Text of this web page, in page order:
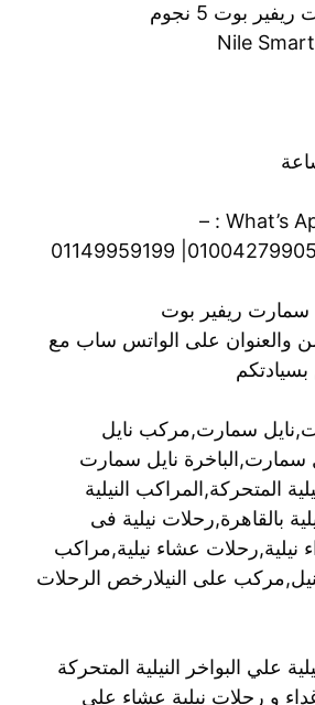
بوت 5 نجوم
Nile
سمارت ريفير بوت
والعنوان على الواتس ساب مع
سمارت,مركب نايل
سمارت,الباخرة نايل سمارت
المتحركة,المراكب النيلية
بالقاهرة,رحلات نيلية فى
نيلية,رحلات عشاء نيلية,مراكب
على النيلارخص الرحلات
علي البواخر النيلية المتحركة
و رحلات نيلية عشاء علي